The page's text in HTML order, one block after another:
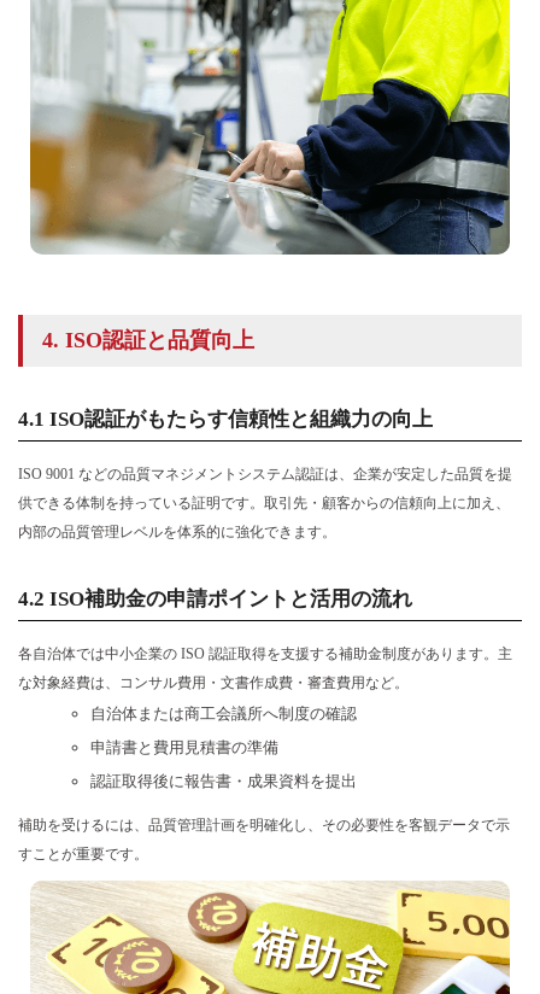
4. ISO認証と品質向上
4.1 ISO認証がもたらす信頼性と組織力の向上
ISO 9001 などの品質マネジメントシステム認証は、企業が安定した品質を提
供できる体制を持っている証明です。取引先・顧客からの信頼向上に加え、
内部の品質管理レベルを体系的に強化できます。
4.2 ISO補助金の申請ポイントと活用の流れ
各自治体では中小企業の ISO 認証取得を支援する補助金制度があります。主
な対象経費は、コンサル費用・文書作成費・審査費用など。
自治体または商工会議所へ制度の確認
申請書と費用見積書の準備
認証取得後に報告書・成果資料を提出
補助を受けるには、品質管理計画を明確化し、その必要性を客観データで示
すことが重要です。